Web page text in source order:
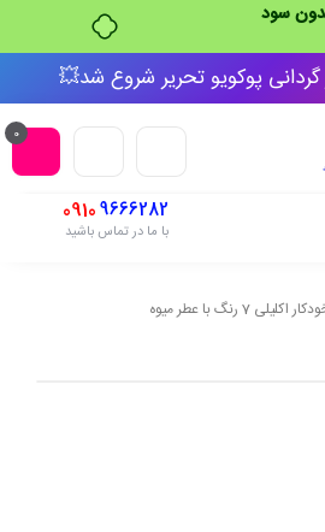
سود
پوکویو تحریر شروع شد💥
0
9666282
0910
با ما در تماس باشید
اکلیلی 7 رنگ با عطر میوه